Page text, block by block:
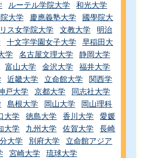
ルーテル学院大学
和光大学
大学 慶應義塾大学
國學院大
ス女学院大学 文教大学
明治
十文字学園女子大学
早稲田大
学 名古屋文理大学
静岡大学
富山大学 金沢大学
福井大学
近畿大学 立命館大学
関西学
戸大学 京都大学
同志社大学
島根大学 岡山大学
岡山理科
大学 徳島大学 香川大学
愛媛
大学 九州大学 佐賀大学
長崎
大学 別府大学
立命館アジア
宮崎大学 琉球大学